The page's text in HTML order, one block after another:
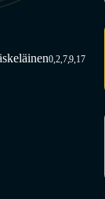
0,2,7,9,17